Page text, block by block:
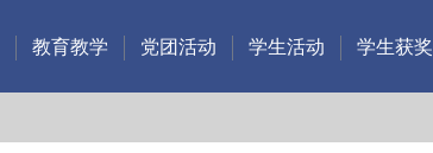
教育教学 党团活动 学生活动 学生获奖